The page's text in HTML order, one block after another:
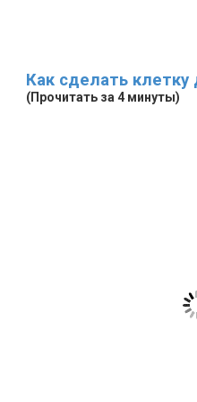
Как сделать клетку
(Прочитать за 4 минуты)